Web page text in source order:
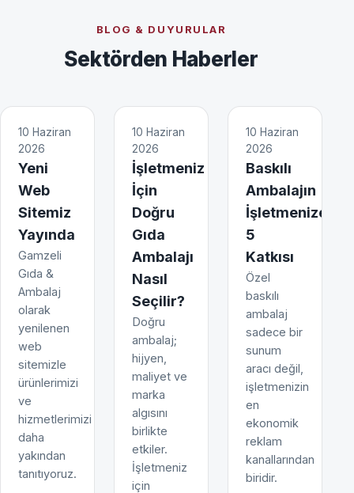
BLOG & DUYURULAR
Sektörden Haberler
10 Haziran
2026
Yeni
Web
Sitemiz
Yayında
Gamzeli
Gıda &
Ambalaj
olarak
yenilenen
web
sitemizle
ürünlerimizi
ve
hizmetlerimizi
daha
yakından
tanıtıyoruz.
10 Haziran
2026
İşletmeniz
İçin
Doğru
Gıda
Ambalajı
Nasıl
Seçilir?
Doğru
ambalaj;
hijyen,
maliyet ve
marka
algısını
birlikte
etkiler.
İşletmeniz
için
10 Haziran
2026
Baskılı
Ambalajın
İşletmenize
5
Katkısı
Özel
baskılı
ambalaj
sadece bir
sunum
aracı değil,
işletmenizin
en
ekonomik
reklam
kanallarından
biridir.